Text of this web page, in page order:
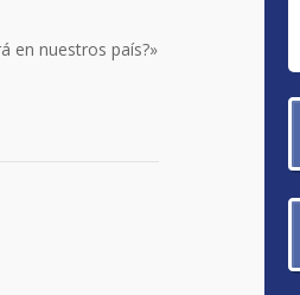
en nuestros país?»